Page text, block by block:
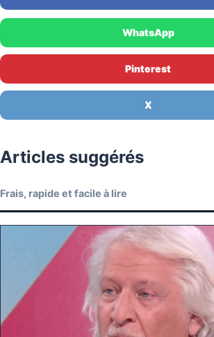
WhatsApp
Pinterest
X
Articles suggérés
Frais, rapide et facile à lire